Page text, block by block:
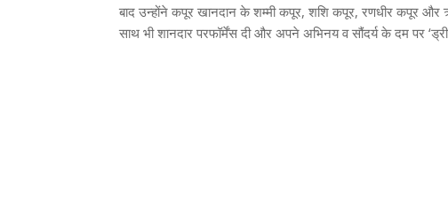
बाद उन्होंने कपूर खानदान के शम्मी कपूर,शशि कपूर,रणधीर कपूर और
साथ भी शानदार परफॉर्मेंस दी और अपने अभिनय व सौंदर्य के दम पर ‘